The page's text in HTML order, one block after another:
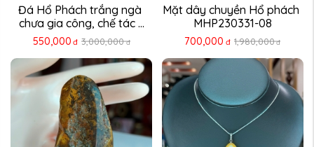
Đá Hổ Phách trắng ngà
chưa gia công, chế tác ...
550,000 đ 3,000,000 đ
Mặt dây chuyền Hổ phách
MHP230331-08
700,000 đ 1,980,000 đ